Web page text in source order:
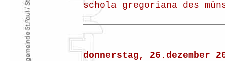
schola gregoriana des
donnerstag, 26.dezember